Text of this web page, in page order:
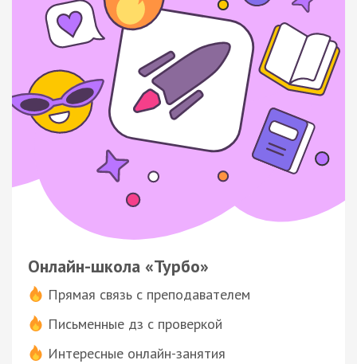
Онлайн-школа «Турбо»
Прямая связь с преподавателем
Письменные дз с проверкой
Интересные онлайн-занятия